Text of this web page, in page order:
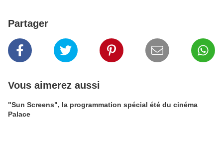
Partager
Vous aimerez aussi
"Sun Screens", la programmation spécial été du cinéma
Palace